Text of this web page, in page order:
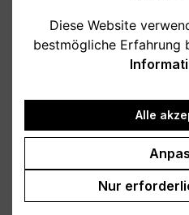
weiß
schwarz
türkis
dunkelblau
lila
Varianteauswählen
Produkt Anzahl:
Diese Website
bestmögliche Erfahrung
Alle
Nur